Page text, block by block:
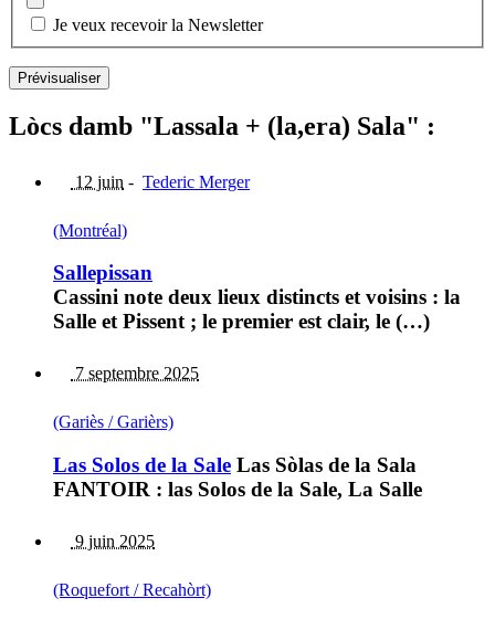
Je veux recevoir la Newsletter
Lòcs damb "Lassala + (la,era) Sala" :
12 juin - Tederic Merger
(Montréal)
Sallepissan
Cassini note deux lieux distincts et voisins : la
Salle et Pissent ; le premier est clair, le (…)
7 septembre 2025
(Gariès / Garièrs)
Las Solos de la Sale Las Sòlas de la Sala
FANTOIR : las Solos de la Sale, La Salle
9 juin 2025
(Roquefort / Recahòrt)